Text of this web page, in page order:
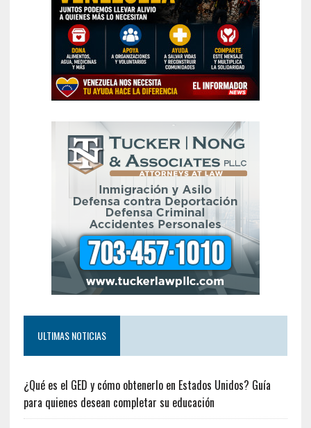
ULTIMAS NOTICIAS
¿Qué es el GED y cómo obtenerlo en Estados Unidos? Guía
para quienes desean completar su educación